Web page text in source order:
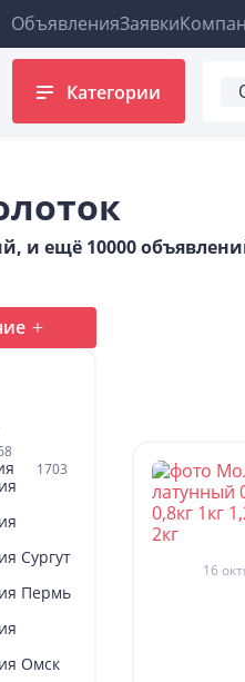
ОбъявленияЗаявки
Категории
и ещё 10000
1703
Сургут
Пермь
Омск
16